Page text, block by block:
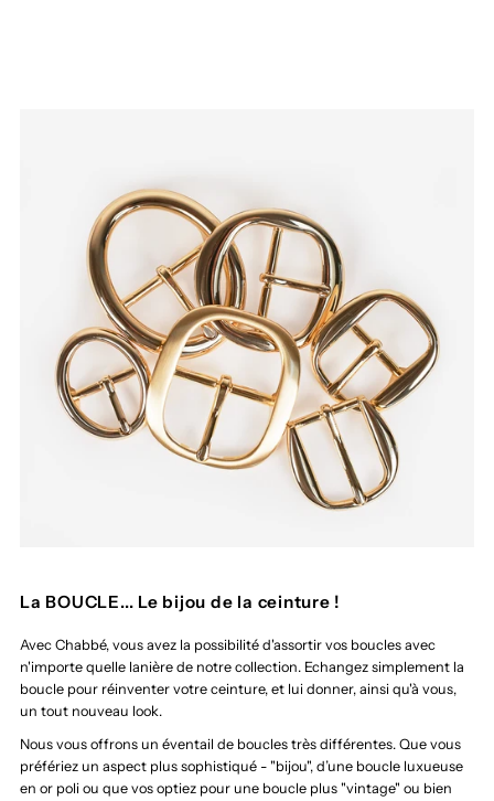
La BOUCLE... Le bijou de la ceinture !
Avec Chabbé, vous avez la possibilité d'assortir vos boucles avec
n'importe quelle lanière de notre collection. Echangez simplement la
boucle pour réinventer votre ceinture, et lui donner, ainsi qu'à vous,
un tout nouveau look.
Nous vous offrons un éventail de boucles très différentes. Que vous
préfériez un aspect plus sophistiqué - "bijou", d’une boucle luxueuse
en or poli ou que vos optiez pour une boucle plus "vintage" ou bien